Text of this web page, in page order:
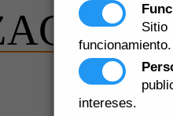
funcionamiento.
intereses.
DE